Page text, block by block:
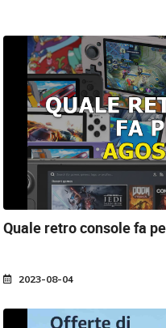
Quale retro console fa
2023-08-04